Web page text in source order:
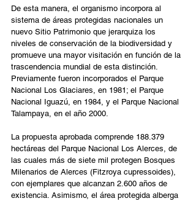
De esta manera, el organismo incorpora al
sistema de áreas protegidas nacionales un
nuevo Sitio Patrimonio que jerarquiza los
niveles de conservación de la biodiversidad y
promueve una mayor visitación en función de la
trascendencia mundial de esta distinción.
Previamente fueron incorporados el Parque
Nacional Los Glaciares, en 1981; el Parque
Nacional Iguazú, en 1984, y el Parque Nacional
Talampaya, en el año 2000.
La propuesta aprobada comprende 188.379
hectáreas del Parque Nacional Los Alerces, de
las cuales más de siete mil protegen Bosques
Milenarios de Alerces (Fitzroya cupressoides),
con ejemplares que alcanzan 2.600 años de
existencia. Asimismo, el área protegida alberga